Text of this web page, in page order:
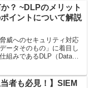
実現する手段として注目
？ ~DLPのメリット
イントについて解説
威へのセキュリティ対応
ータそのもの」に着目し
組みであるDLP（Data
説します。
当者も必見！】SIEM